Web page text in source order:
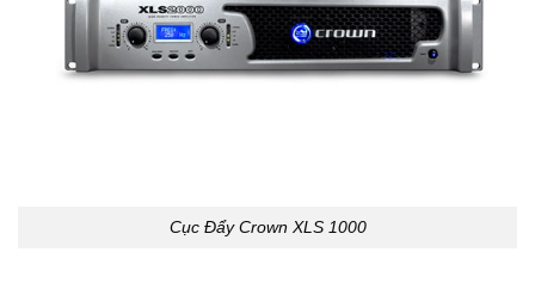
Cục Đẩy Crown XLS 1000